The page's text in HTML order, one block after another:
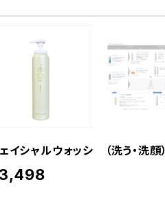
イシャルウォッシ （洗う・洗顔）